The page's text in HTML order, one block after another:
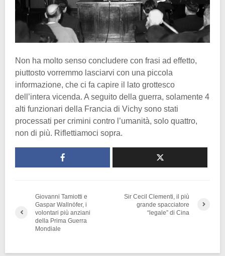
Non ha molto senso concludere con frasi ad effetto,
piuttosto vorremmo lasciarvi con una piccola
informazione, che ci fa capire il lato grottesco
dell’intera vicenda. A seguito della guerra, solamente 4
alti funzionari della Francia di Vichy sono stati
processati per crimini contro l’umanità, solo quattro,
non di più. Riflettiamoci sopra.
Giovanni Tamiotti e
Gaspar Wallnöfer, i
volontari più anziani
della Prima Guerra
Mondiale
Sir Cecil Clementi, il più
grande spacciatore
“legale” di Cina